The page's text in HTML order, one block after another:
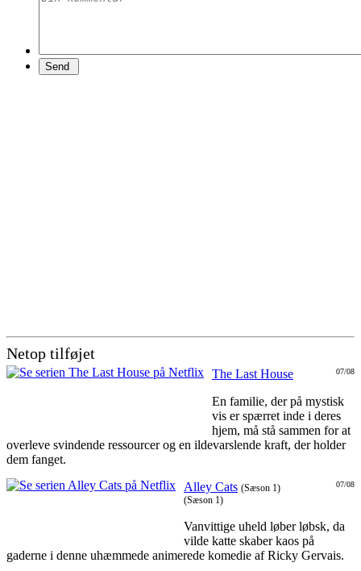
Netop tilføjet
07/08
The Last House
En familie, der på mystisk
vis er spærret inde i deres
hjem, må stå sammen for at
overleve svindende ressourcer og en ildevarslende kraft, der holder
dem fanget.
07/08
Alley Cats (Sæson 1)
(Sæson 1)
Vanvittige uheld løber løbsk, da
vilde katte skaber kaos på
gaderne i denne uhæmmede animerede komedie af Ricky Gervais.